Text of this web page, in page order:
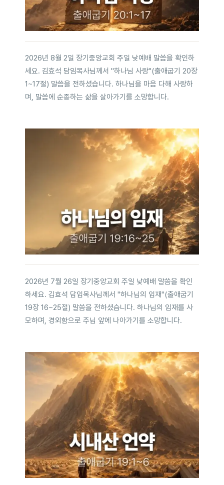
2026년 8월 2일 장기중앙교회 주일 낮예배 말씀을 확인하
세요. 김효석 담임목사님께서 "하나님 사랑"(출애굽기 20장
1~17절) 말씀을 전하셨습니다. 하나님을 마음 다해 사랑하
며, 말씀에 순종하는 삶을 살아가기를 소망합니다.
2026년 7월 26일 장기중앙교회 주일 낮예배 말씀을 확인
하세요. 김효석 담임목사님께서 "하나님의 임재"(출애굽기
19장 16~25절) 말씀을 전하셨습니다. 하나님의 임재를 사
모하며, 경외함으로 주님 앞에 나아가기를 소망합니다.